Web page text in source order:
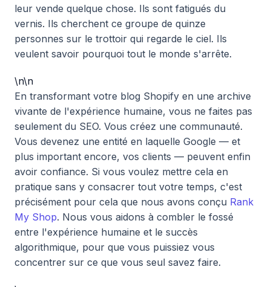
leur vende quelque chose. Ils sont fatigués du
vernis. Ils cherchent ce groupe de quinze
personnes sur le trottoir qui regarde le ciel. Ils
veulent savoir pourquoi tout le monde s'arrête.
\n\n
En transformant votre blog Shopify en une archive
vivante de l'expérience humaine, vous ne faites pas
seulement du SEO. Vous créez une communauté.
Vous devenez une entité en laquelle Google — et
plus important encore, vos clients — peuvent enfin
avoir confiance. Si vous voulez mettre cela en
pratique sans y consacrer tout votre temps, c'est
précisément pour cela que nous avons conçu Rank
My Shop. Nous vous aidons à combler le fossé
entre l'expérience humaine et le succès
algorithmique, pour que vous puissiez vous
concentrer sur ce que vous seul savez faire.